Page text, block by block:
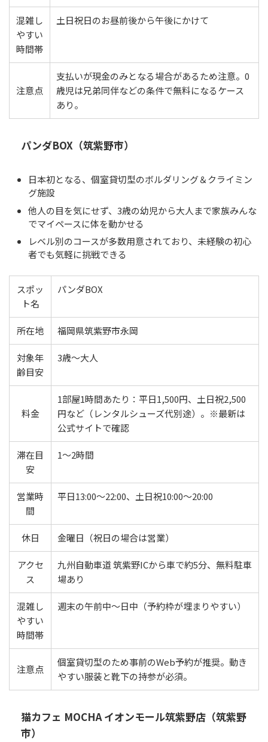
混雑し
やすい
時間帯
土日祝日のお昼前後から午後にかけて
注意点
支払いが現金のみとなる場合があるため注意。0
歳児は兄弟同伴などの条件で無料になるケース
あり。
パンダBOX（筑紫野市）
日本初となる、個室貸切型のボルダリング＆クライミン
グ施設
他人の目を気にせず、3歳の幼児から大人まで家族みんな
でマイペースに体を動かせる
レベル別のコースが多数用意されており、未経験の初心
者でも気軽に挑戦できる
スポッ
ト名
パンダBOX
所在地 福岡県筑紫野市永岡
対象年
齢目安
3歳〜大人
料金
1部屋1時間あたり：平日1,500円、土日祝2,500
円など（レンタルシューズ代別途）。※最新は
公式サイトで確認
滞在目
安
1〜2時間
営業時
間
平日13:00〜22:00、土日祝10:00〜20:00
休日 金曜日（祝日の場合は営業）
アクセ
ス
九州自動車道 筑紫野ICから車で約5分、無料駐車
場あり
混雑し
やすい
時間帯
週末の午前中〜日中（予約枠が埋まりやすい）
注意点
個室貸切型のため事前のWeb予約が推奨。動き
やすい服装と靴下の持参が必須。
猫カフェ MOCHA イオンモール筑紫野店（筑紫野
市）